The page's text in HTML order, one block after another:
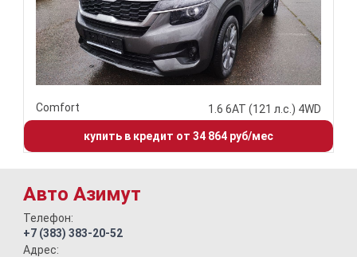
Comfort 1.6 6АТ (121 л.с.) 4WD
купить в кредит от 34 864 руб/мес
Авто Азимут
Телефон:
+7 (383) 383-20-52
Адрес: